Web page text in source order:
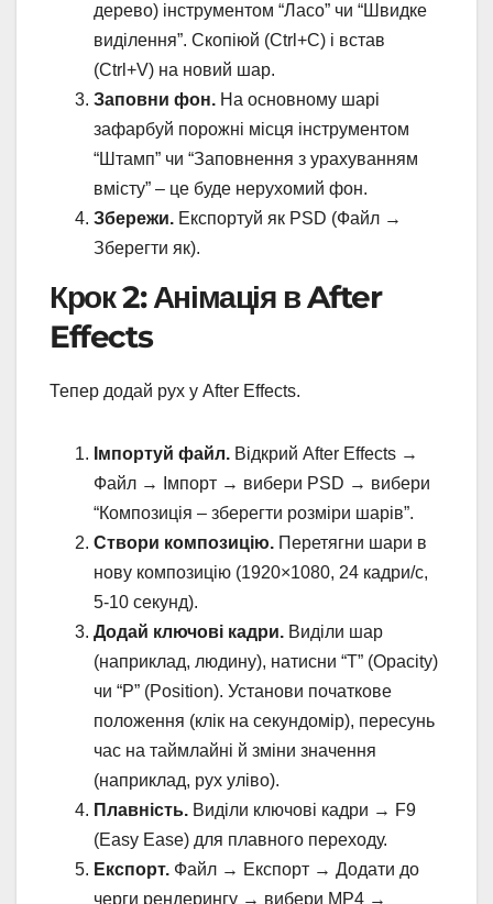
дерево) інструментом “Ласо” чи “Швидке
виділення”. Скопіюй (Ctrl+C) і встав
(Ctrl+V) на новий шар.
Заповни фон. На основному шарі
зафарбуй порожні місця інструментом
“Штамп” чи “Заповнення з урахуванням
вмісту” – це буде нерухомий фон.
Збережи. Експортуй як PSD (Файл →
Зберегти як).
Крок 2: Анімація в After
Effects
Тепер додай рух у After Effects.
Імпортуй файл. Відкрий After Effects →
Файл → Імпорт → вибери PSD → вибери
“Композиція – зберегти розміри шарів”.
Створи композицію. Перетягни шари в
нову композицію (1920×1080, 24 кадри/с,
5-10 секунд).
Додай ключові кадри. Виділи шар
(наприклад, людину), натисни “T” (Opacity)
чи “P” (Position). Установи початкове
положення (клік на секундомір), пересунь
час на таймлайні й зміни значення
(наприклад, рух уліво).
Плавність. Виділи ключові кадри → F9
(Easy Ease) для плавного переходу.
Експорт. Файл → Експорт → Додати до
черги рендерингу → вибери MP4 →